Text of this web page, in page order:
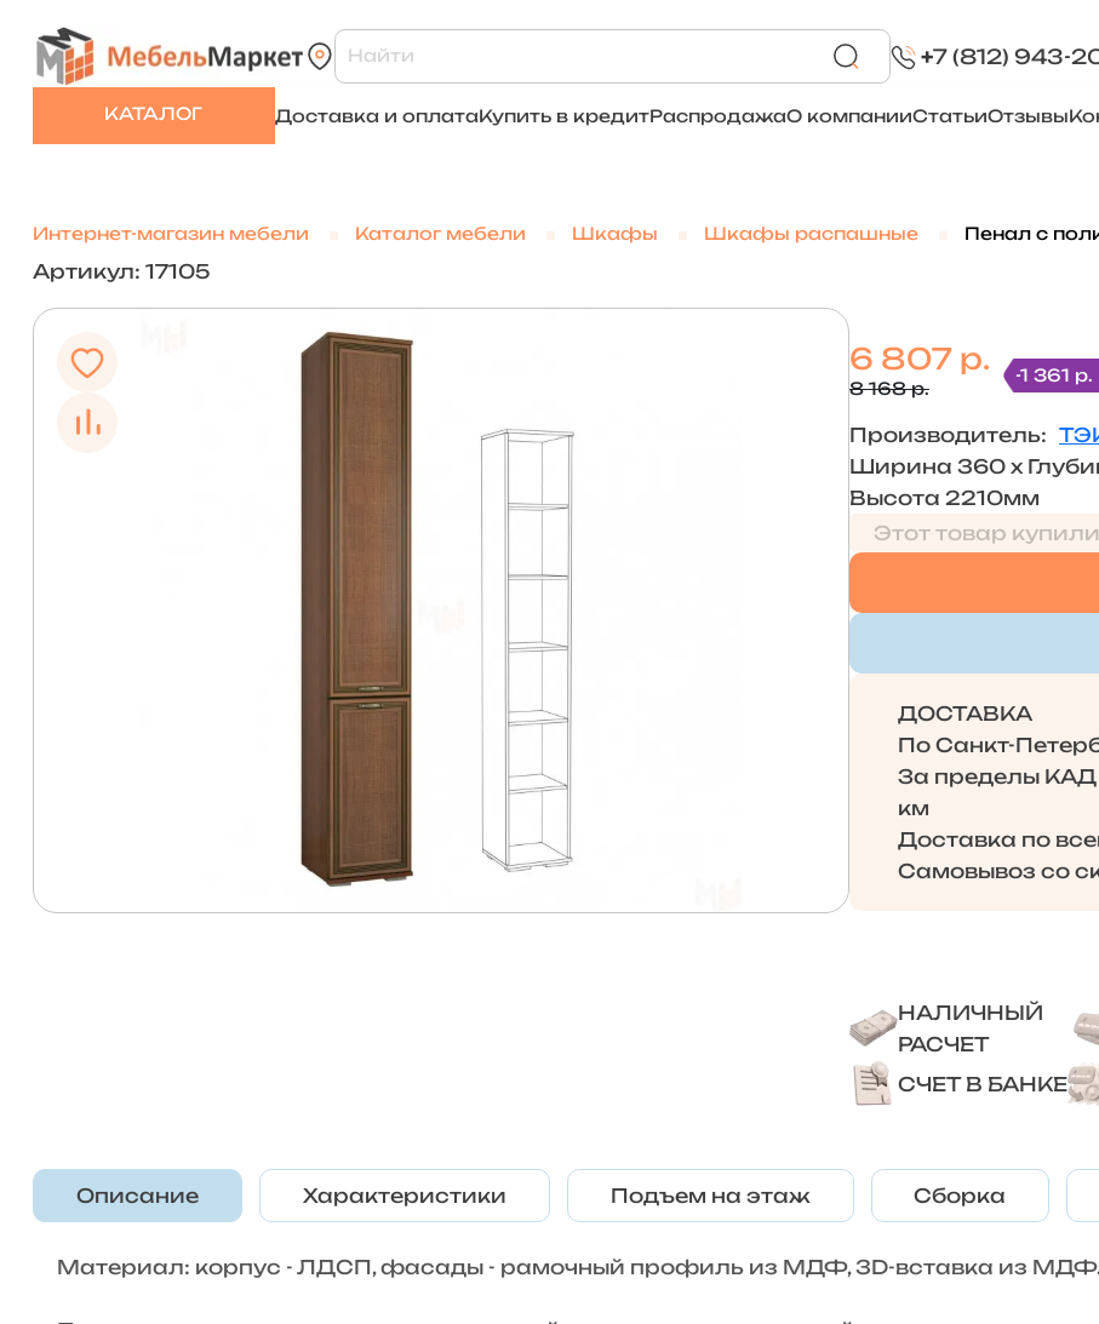
+7 (812) 943-
КАТАЛОГ Доставка и оплатаКупить в кредитРаспродажаО компанииСтатьиОтзывы
Интернет-магазин мебели Каталог мебели Шкафы Шкафы распашные Пенал с
Артикул: 17105
6 807 р.
8 168 р.
-1 361 р.
Производитель:
Ширина 360 х
Высота 2210мм
Этот товар
ДОСТАВКА
По Санкт-
За пределы КАД
км
Доставка по
Самовывоз со
НАЛИЧНЫЙ
РАСЧЕТ
СЧЕТ В БАНКЕ
Описание Характеристики Подъем на этаж Сборка
Материал: корпус - ЛДСП, фасады - рамочный профиль из МДФ, 3D-вставка из